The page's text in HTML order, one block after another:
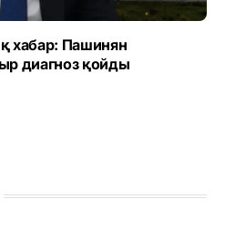
хабар: Пашинян
диагноз қойды